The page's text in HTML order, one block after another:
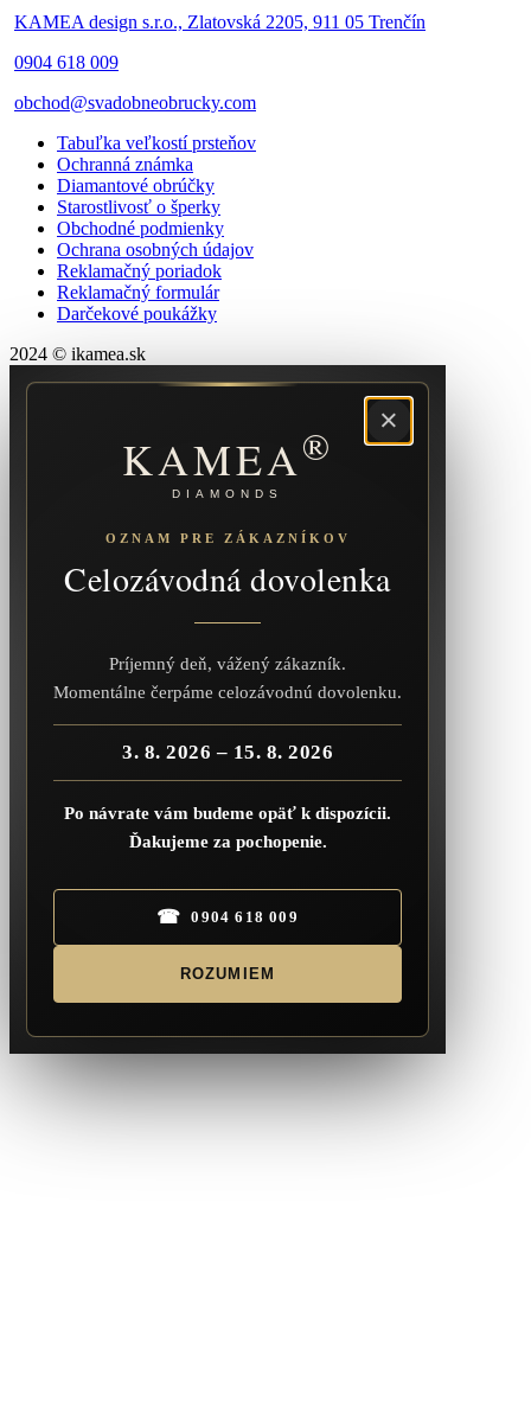
KAMEA design s.r.o., Zlatovská 2205, 911 05 Trenčín
0904 618 009
obchod@svadobneobrucky.com
Tabuľka veľkostí prsteňov
Ochranná známka
Diamantové obrúčky
Starostlivosť o šperky
Obchodné podmienky
Ochrana osobných údajov
Reklamačný poriadok
Reklamačný formulár
Darčekové poukážky
2024 © ikamea.sk
×
KAMEA®
DIAMONDS
OZNAM PRE ZÁKAZNÍKOV
Celozávodná dovolenka
Príjemný deň, vážený zákazník.
Momentálne čerpáme celozávodnú dovolenku.
3. 8. 2026 – 15. 8. 2026
Po návrate vám budeme opäť k dispozícii.
Ďakujeme za pochopenie.
☎ 0904 618 009
ROZUMIEM